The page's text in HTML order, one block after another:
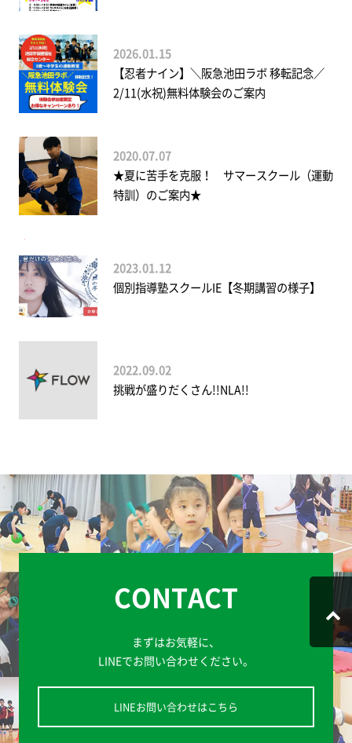
2026.01.15
【忍者ナイン】＼阪急池田ラボ 移転記念／
2/11(水祝)無料体験会のご案内
2020.07.07
★夏に苦手を克服！ サマースクール（運動
特訓）のご案内★
2023.01.12
個別指導塾スクールIE【冬期講習の様子】
2022.09.02
挑戦が盛りだくさん!!NLA!!
CONTACT
まずはお気軽に、
LINEでお問い合わせください。
LINEお問い合わせはこちら